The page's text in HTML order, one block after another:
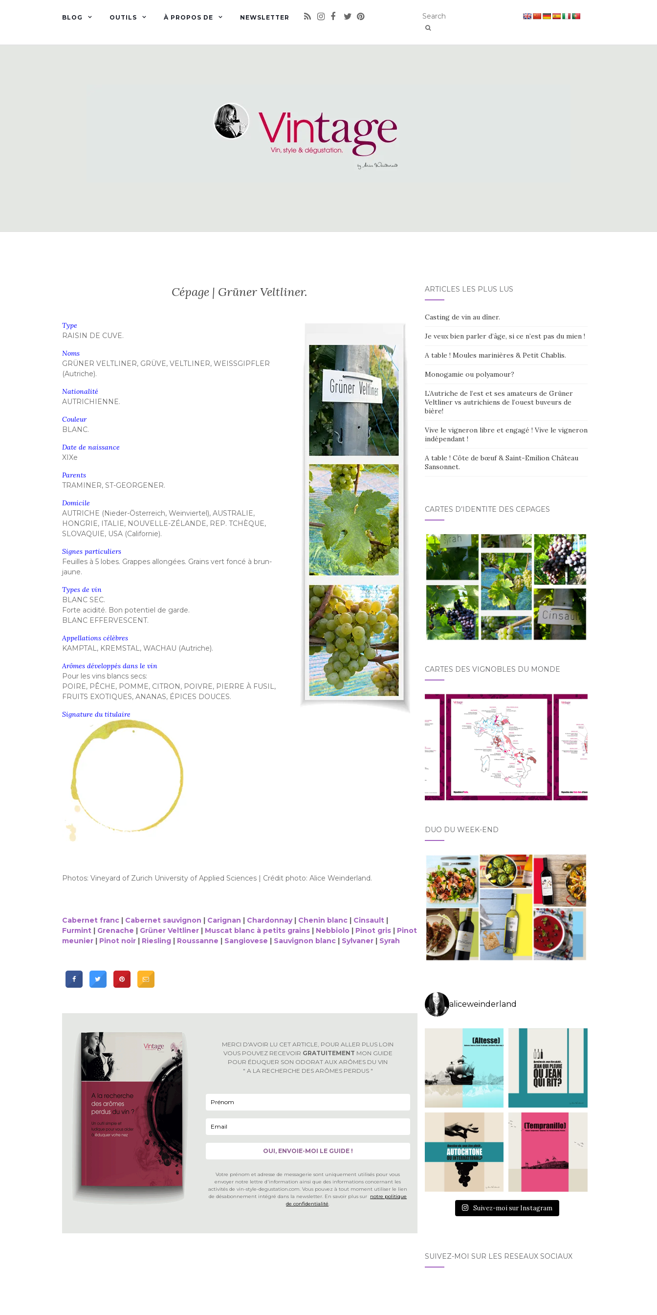
BLOG OUTILS À PROPOS DE NEWSLETTER
Cépage | Grüner Veltliner.
Type
RAISIN DE CUVE.
Noms
GRÜNER VELTLINER, GRÜVE, VELTLINER, WEISSGIPFLER
(Autriche).
Nationalité
AUTRICHIENNE.
Couleur
BLANC.
Date de naissance
XIXe
Parents
TRAMINER, ST-GEORGENER.
Domicile
AUTRICHE (Nieder-Österreich, Weinviertel), AUSTRALIE,
HONGRIE, ITALIE, NOUVELLE-ZÉLANDE, REP. TCHÈQUE,
SLOVAQUIE, USA (Californie).
Signes particuliers
Feuilles à 5 lobes. Grappes allongées. Grains vert foncé à brun-
jaune.
Types de vin
BLANC SEC.
Forte acidité. Bon potentiel de garde.
BLANC EFFERVESCENT.
Appellations célèbres
KAMPTAL, KREMSTAL, WACHAU (Autriche).
Arômes développés dans le vin
Pour les vins blancs secs:
POIRE, PÊCHE, POMME, CITRON, POIVRE, PIERRE À FUSIL,
FRUITS EXOTIQUES, ANANAS, ÉPICES DOUCES.
Signature du titulaire
Photos: Vineyard of Zurich University of Applied Sciences | Crédit photo: Alice Weinderland.
Cabernet franc | Cabernet sauvignon | Carignan | Chardonnay| Chenin blanc | Cinsault |
Furmint | Grenache | Grüner Veltliner | Muscat blanc à petits grains | Nebbiolo | Pinot gris | Pinot
meunier | Pinot noir | Riesling | Roussanne | Sangiovese | Sauvignon blanc | Sylvaner | Syrah
MERCI D'AVOIR LU CET ARTICLE, POUR ALLER PLUS LOIN
VOUS POUVEZ RECEVOIR GRATUITEMENT MON GUIDE
POUR ÉDUQUER SON ODORAT AUX ARÔMES DU VIN
" A LA RECHERCHE DES ARÔMES PERDUS "
Votre prénom et adresse de messagerie sont uniquement utilisés pour vous
envoyer notre lettre d'information ainsi que des informations concernant les
activités de vin-style-degustation.com. Vous pouvez à tout moment utiliser le lien
de désabonnement intégré dans la newsletter. En savoir plus sur notre politique
de confidentialité.
ARTICLES LES PLUS LUS
Casting de vin au dîner.
Je veux bien parler d’âge, si ce n’est pas du mien !
A table ! Moules marinières & Petit Chablis.
Monogamie ou polyamour?
L’Autriche de l’est et ses amateurs de Grüner
Veltliner vs autrichiens de l’ouest buveurs de
bière!
Vive le vigneron libre et engagé ! Vive le vigneron
indépendant !
A table ! Côte de bœuf & Saint-Emilion Château
Sansonnet.
CARTES D’IDENTITÉ DES CÉPAGES
CARTES DES VIGNOBLES DU MONDE
DUO DU WEEK-END
aliceweinderland
Suivez-moi sur Instagram
SUIVEZ-MOI SUR LES RÉSEAUX SOCIAUX